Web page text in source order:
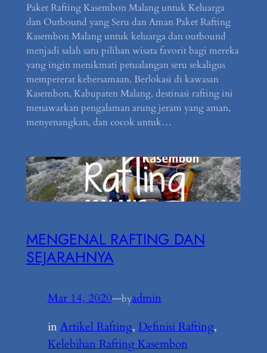
Paket Rafting Kasembon Malang untuk Keluarga
dan Outbound yang Seru dan Aman Paket Rafting
Kasembon Malang untuk keluarga dan outbound
menjadi salah satu pilihan wisata favorit bagi mereka
yang ingin menikmati petualangan seru sekaligus
mempererat kebersamaan. Berlokasi di kawasan
Kasembon, Kabupaten Malang, destinasi rafting ini
menawarkan pengalaman arung jeram yang aman,
menyenangkan, dan cocok untuk…
MENGENAL RAFTING DAN
SEJARAHNYA
Mar 14, 2020—byadmin
inArtikel Rafting, Definisi Rafting
Kelebihan Rafting Kasembon